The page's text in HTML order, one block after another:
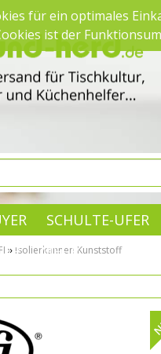
für ein optimales
ist der
SCHULTE-UFER
MEHR
» Isolierkannen Kunststoff